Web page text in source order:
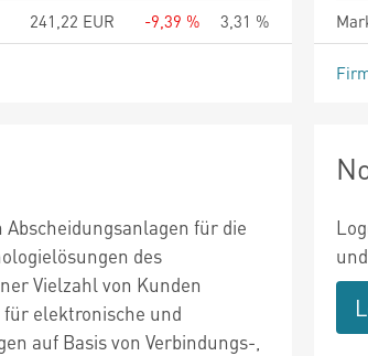
241,22 EUR -9,39 % 3,31 %
für die
des
Vielzahl von Kunden
elektronische und
auf Basis von Verbindungs-,